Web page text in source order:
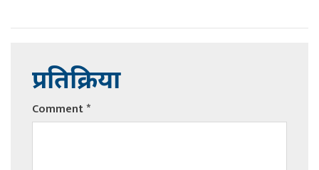
प्रतिक्रिया
Comment*